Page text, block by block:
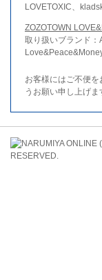
LOVETOXIC、
ZOZOTOWN
取り扱いブランド：
お客様にはご不便
うお願い申し上げま